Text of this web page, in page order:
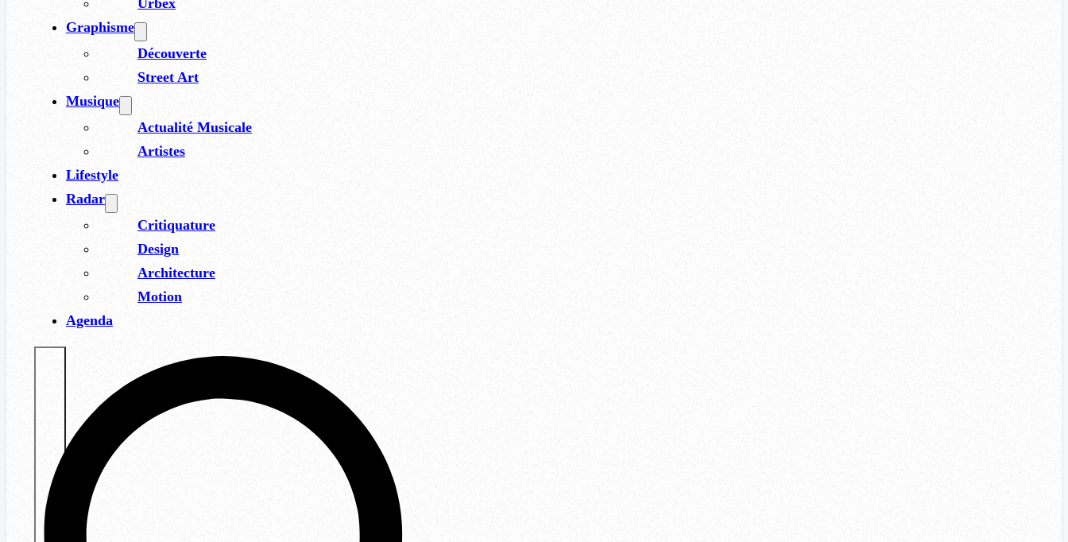
Urbex
Graphisme
Découverte
Street Art
Musique
Actualité Musicale
Artistes
Lifestyle
Radar
Critiquature
Design
Architecture
Motion
Agenda